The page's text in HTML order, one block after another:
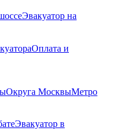
Эвакуатор на
Оплата и
Округа МосквыМетро
Эвакуатор в